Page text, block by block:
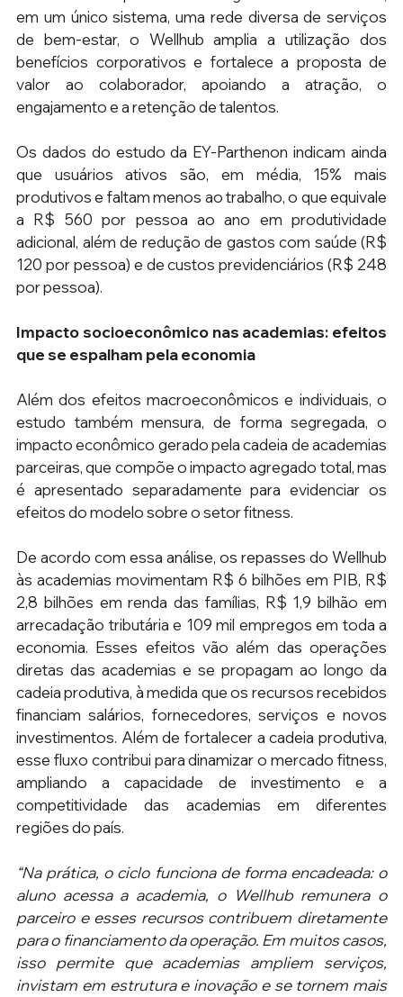
em um único sistema, uma rede diversa de serviços
de bem-estar, o Wellhub amplia a utilização dos
benefícios corporativos e fortalece a proposta de
valor ao colaborador, apoiando a atração, o
engajamento e a retenção de talentos.
Os dados do estudo da EY-Parthenon indicam ainda
que usuários ativos são, em média, 15% mais
produtivos e faltam menos ao trabalho, o que equivale
a R$ 560 por pessoa ao ano em produtividade
adicional, além de redução de gastos com saúde (R$
120 por pessoa) e de custos previdenciários (R$ 248
por pessoa).
Impacto socioeconômico nas academias: efeitos
que se espalham pela economia
Além dos efeitos macroeconômicos e individuais, o
estudo também mensura, de forma segregada, o
impacto econômico gerado pela cadeia de academias
parceiras, que compõe o impacto agregado total, mas
é apresentado separadamente para evidenciar os
efeitos do modelo sobre o setor fitness.
De acordo com essa análise, os repasses do Wellhub
às academias movimentam R$ 6 bilhões em PIB, R$
2,8 bilhões em renda das famílias, R$ 1,9 bilhão em
arrecadação tributária e 109 mil empregos em toda a
economia. Esses efeitos vão além das operações
diretas das academias e se propagam ao longo da
cadeia produtiva, à medida que os recursos recebidos
financiam salários, fornecedores, serviços e novos
investimentos. Além de fortalecer a cadeia produtiva,
esse fluxo contribui para dinamizar o mercado fitness,
ampliando a capacidade de investimento e a
competitividade das academias em diferentes
regiões do país.
“Na prática, o ciclo funciona de forma encadeada: o
aluno acessa a academia, o Wellhub remunera o
parceiro e esses recursos contribuem diretamente
para o financiamento da operação. Em muitos casos,
isso permite que academias ampliem serviços,
invistam em estrutura e inovação e se tornem mais